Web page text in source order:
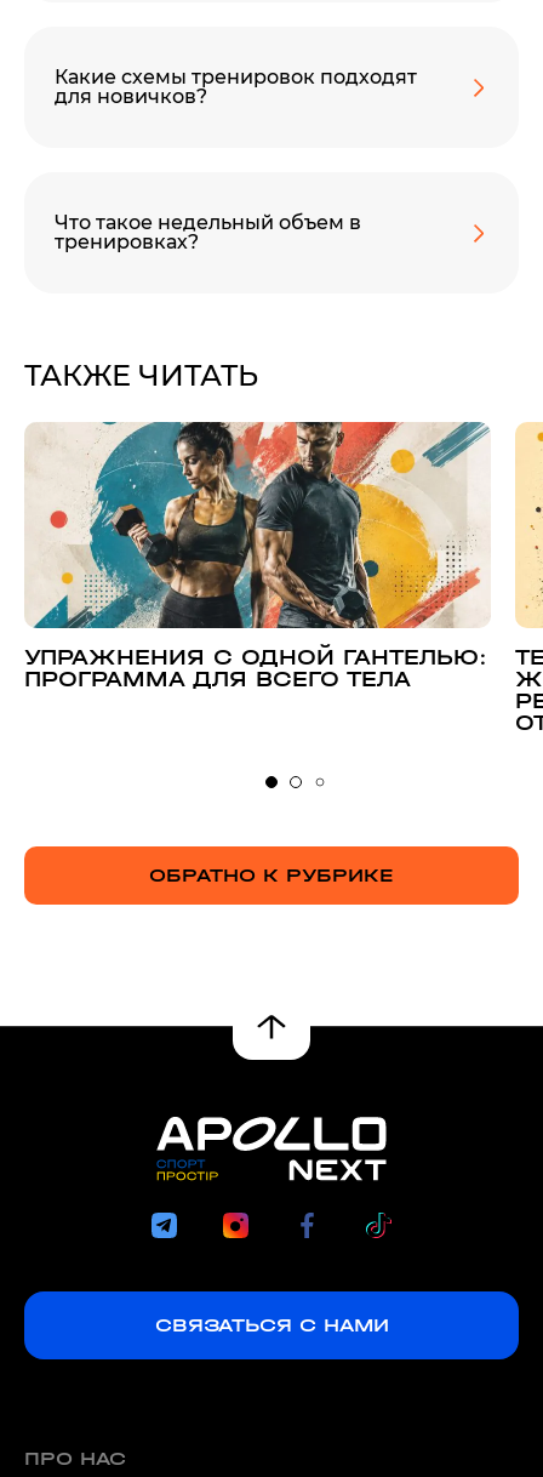
Какие схемы тренировок подходят
для новичков?
Что такое недельный объем в
тренировках?
ТАКЖЕ ЧИТАТЬ
УПРАЖНЕНИЯ С ОДНОЙ ГАНТЕЛЬЮ:
ПРОГРАММА ДЛЯ ВСЕГО ТЕЛА
ОБРАТНО К РУБРИКЕ
СВЯЗАТЬСЯ С НАМИ
ПРО НАС